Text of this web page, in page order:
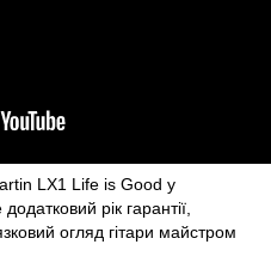
LX1 Life is Good у
рік гарантії,
огляд гітари майстром